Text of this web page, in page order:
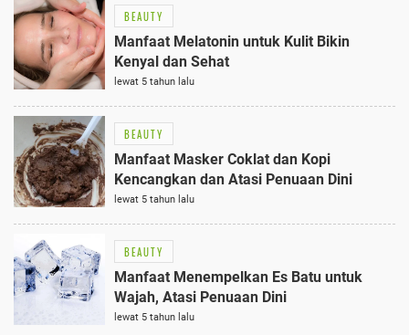
BEAUTY
Manfaat Melatonin untuk Kulit Bikin
Kenyal dan Sehat
lewat 5 tahun lalu
BEAUTY
Manfaat Masker Coklat dan Kopi
Kencangkan dan Atasi Penuaan Dini
lewat 5 tahun lalu
BEAUTY
Manfaat Menempelkan Es Batu untuk
Wajah, Atasi Penuaan Dini
lewat 5 tahun lalu